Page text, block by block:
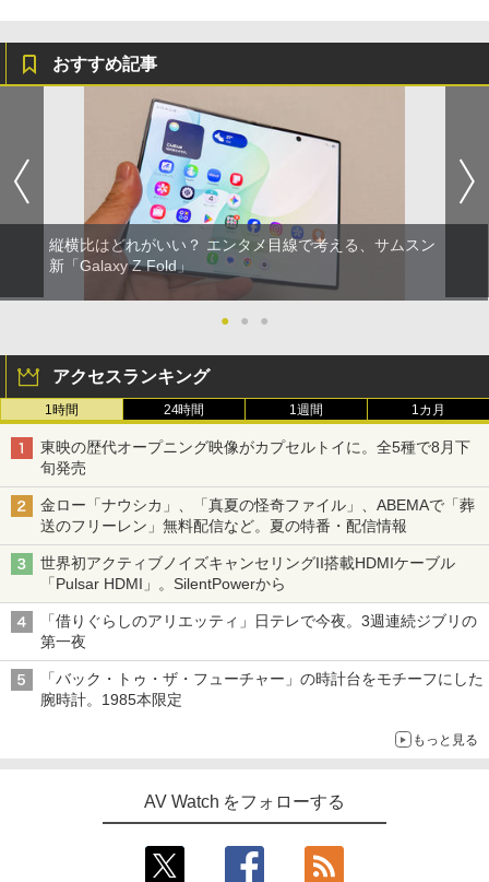
おすすめ記事
縦横比はどれがいい？ エンタメ目線で考える、サムスン
新「Galaxy Z Fold」
● ● ●
アクセスランキング
1時間 24時間 1週間 1カ月
東映の歴代オープニング映像がカプセルトイに。全5種で8月下
旬発売
金ロー「ナウシカ」、「真夏の怪奇ファイル」、ABEMAで「葬
送のフリーレン」無料配信など。夏の特番・配信情報
世界初アクティブノイズキャンセリングII搭載HDMIケーブル
「Pulsar HDMI」。SilentPowerから
「借りぐらしのアリエッティ」日テレで今夜。3週連続ジブリの
第一夜
「バック・トゥ・ザ・フューチャー」の時計台をモチーフにした
腕時計。1985本限定
もっと見る
AV Watch をフォローする